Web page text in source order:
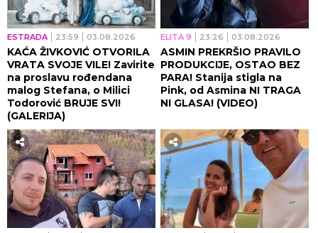
ESTRADA 23:59 03.08.2026
KAĆA ŽIVKOVIĆ OTVORILA
VRATA SVOJE VILE! Zavirite
na proslavu rođendana
malog Stefana, o Milici
Todorović BRUJE SVI!
(GALERIJA)
ELITA 9 23:26 03.08.2026
ASMIN PREKRŠIO PRAVILO
PRODUKCIJE, OSTAO BEZ
PARA! Stanija stigla na
Pink, od Asmina NI TRAGA
NI GLASA! (VIDEO)